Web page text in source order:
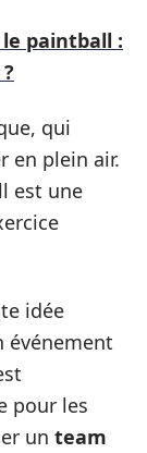
paintball :
qui
en plein air.
est une
idée
événement
pour les
un team